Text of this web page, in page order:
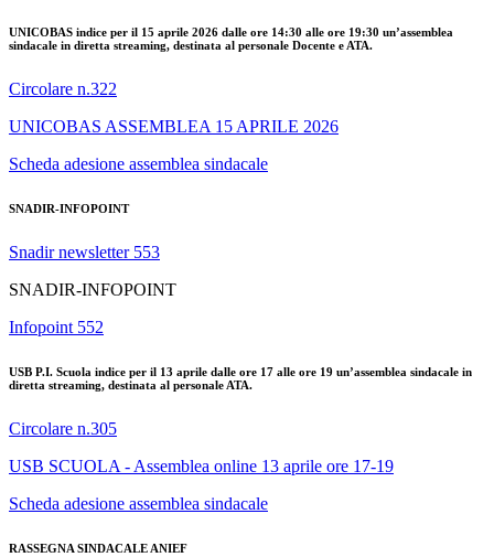
UNICOBAS indice per il 15 aprile 2026 dalle ore 14:30 alle ore 19:30 un’assemblea
sindacale in diretta streaming, destinata al personale Docente e ATA.
Circolare n.322
UNICOBAS ASSEMBLEA 15 APRILE 2026
Scheda adesione assemblea sindacale
SNADIR-INFOPOINT
Snadir newsletter 553
SNADIR-INFOPOINT
Infopoint 552
USB P.I. Scuola indice per il 13 aprile dalle ore 17 alle ore 19 un’assemblea sindacale in
diretta streaming, destinata al personale ATA.
Circolare n.305
USB SCUOLA - Assemblea online 13 aprile ore 17-19
Scheda adesione assemblea sindacale
RASSEGNA SINDACALE ANIEF